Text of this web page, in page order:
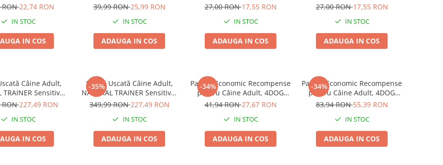
RON22,74 RON
IN STOC
IN COS
39,99 RON25,99 RON
IN STOC
ADAUGA IN COS
27,00 RON17,55 RON
IN STOC
ADAUGA IN COS
27,00 RON17,55 RON
IN STOC
ADAUGA IN COS
Câine Adult,
TRAINER Sensitive,
Gluten, Talie
RON227,49 RON
IN STOC
IN COS
-35%
Hrană Uscată Câine Adult,
NATURAL TRAINER Sensitive,
Fără Gluten, Talie
349,99 RON227,49 RON
IN STOC
ADAUGA IN COS
-34%
Pachet Economic Recompense
pentru Câine Adult, 4DOG
GOODIES Trainer, Miel și
41,94 RON27,67 RON
IN STOC
ADAUGA IN COS
-34%
Pachet Economic Recompense
pentru Câine Adult, 4DOG
GOODIES Classic, Jerky
83,94 RON55,39 RON
IN STOC
ADAUGA IN COS